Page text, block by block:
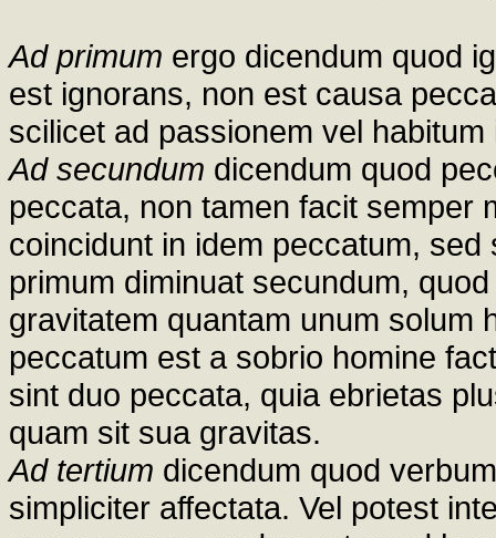
Ad primum ergo dicendum quod
est ignorans, non est causa
scilicet ad passionem vel
Ad secundum dicendum quod
peccata, non tamen facit semper
coincidunt in idem peccatum,
primum diminuat secundum,
gravitatem quantam unum solum
peccatum est a sobrio homine
sint duo peccata, quia ebrietas
quam sit sua gravitas.
Ad tertium dicendum quod
simpliciter affectata. Vel potest